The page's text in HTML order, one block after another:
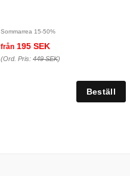
Sommarrea 15-50%
från 195 SEK
(Ord. Pris: 449 SEK)